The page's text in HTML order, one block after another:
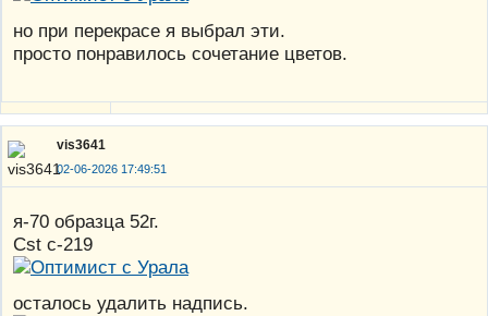
но при перекрасе я выбрал эти.
просто понравилось сочетание цветов.
vis3641
02-06-2026 17:49:51
я-70 образца 52г.
Cst с-219
осталось удалить надпись.